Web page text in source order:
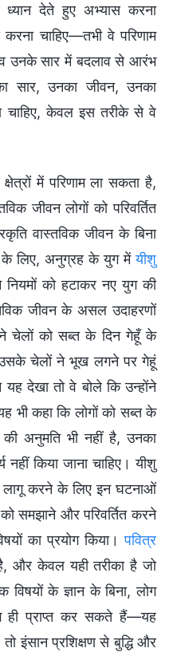
देते हुए अभ्यास करना
चाहिए—तभी वे परिणाम
उनके सार में बदलाव से आरंभ
सार, उनका जीवन, उनका
चाहिए, केवल इस तरीके से वे
में परिणाम ला सकता है,
जीवन लोगों को परिवर्तित
वास्तविक जीवन के बिना
के लिए, अनुग्रह के युग मेंयीशु
को हटाकर नए युग की
जीवन के असल उदाहरणों
चेलों को सब्त के दिन गेहूँ के
चेलों ने भूख लगने पर गेहूं
देखा तो वे बोले कि उन्होंने
भी कहा कि लोगों को सब्त के
अनुमति भी नहीं है, उनका
किया जाना चाहिए। यीशु
लागू करने के लिए इन घटनाओं
समझाने और परिवर्तित करने
का प्रयोग किया।पवित्र
और केवल यही तरीका है जो
विषयों के ज्ञान के बिना, लोग
ही प्राप्त कर सकते हैं—यह
तो इंसान प्रशिक्षण से बुद्धि और